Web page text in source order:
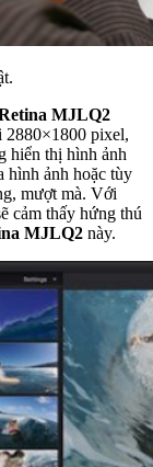
MJLQ2
2880×1800 pixel,
hiển thị hình ảnh
hình ảnh hoặc tùy
mượt mà. Với
cảm thấy hứng thú
MJLQ2 này.